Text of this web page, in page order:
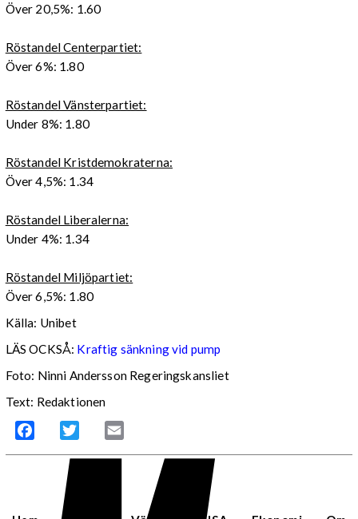
Över 20,5%: 1.60
Röstandel Centerpartiet:
Över 6%: 1.80
Röstandel Vänsterpartiet:
Under 8%: 1.80
Röstandel Kristdemokraterna:
Över 4,5%: 1.34
Röstandel Liberalerna:
Under 4%: 1.34
Röstandel Miljöpartiet:
Över 6,5%: 1.80
Källa: Unibet
LÄS OCKSÅ: Kraftig sänkning vid pump
Foto: Ninni Andersson Regeringskansliet
Text: Redaktionen
Facebook Twitter